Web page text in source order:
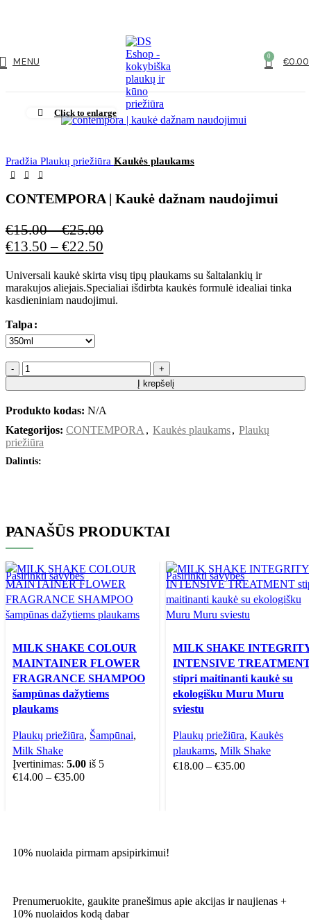
MENU 0 €0.00
Click to enlarge
Pradžia Plaukų priežiūra Kaukės plaukams
CONTEMPORA | Kaukė dažnam naudojimui
€15.00 – €25.00
€13.50 – €22.50
Universali kaukė skirta visų tipų plaukams su šaltalankių ir
marakujos aliejais.Specialiai išdirbta kaukės formulė idealiai tinka
kasdieniniam naudojimui.
Talpa
Į krepšelį
Produkto kodas: N/A
Kategorijos: CONTEMPORA , Kaukės plaukams, Plaukų
priežiūra
Dalintis:
PANAŠŪS PRODUKTAI
Pasirinkti savybes
MILK SHAKE COLOUR
MAINTAINER FLOWER
FRAGRANCE SHAMPOO
šampūnas dažytiems
plaukams
Plaukų priežiūra, Šampūnai,
Milk Shake
Įvertinimas: 5.00 iš 5
€14.00 – €35.00
Pasirinkti savybes
MILK SHAKE
INTENSIVE TREATMENT
stipri maitinanti kaukė su
ekologišku Muru Muru
sviestu
Plaukų priežiūra, Kaukės
plaukams, Milk Shake
€18.00 – €35.00
10% nuolaida pirmam apsipirkimui!
Prenumeruokite, gaukite pranešimus apie akcijas ir naujienas +
10% nuolaidos kodą dabar